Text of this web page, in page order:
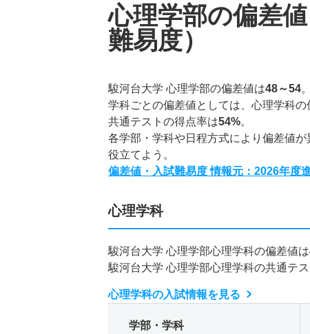
心理学部の偏差
難易度）
駿河台大学 心理学部の偏差値は48～54。
学科ごとの偏差値としては、心理学科の
共通テストの得点率は54%。
各学部・学科や日程方式により偏差値
役立てよう。
偏差値・入試難易度 情報元：2026年度
心理学科
駿河台大学 心理学部心理学科の偏差値は
駿河台大学 心理学部心理学科の共通テ
心理学科の入試情報を見る
学部・学科